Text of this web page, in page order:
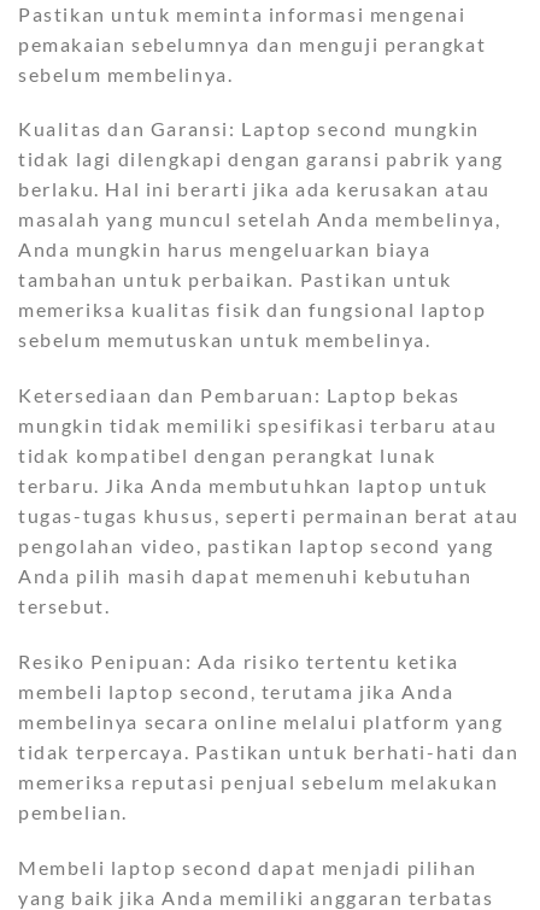
Pastikan untuk meminta informasi mengenai
pemakaian sebelumnya dan menguji perangkat
sebelum membelinya.
Kualitas dan Garansi: Laptop second mungkin
tidak lagi dilengkapi dengan garansi pabrik yang
berlaku. Hal ini berarti jika ada kerusakan atau
masalah yang muncul setelah Anda membelinya,
Anda mungkin harus mengeluarkan biaya
tambahan untuk perbaikan. Pastikan untuk
memeriksa kualitas fisik dan fungsional laptop
sebelum memutuskan untuk membelinya.
Ketersediaan dan Pembaruan: Laptop bekas
mungkin tidak memiliki spesifikasi terbaru atau
tidak kompatibel dengan perangkat lunak
terbaru. Jika Anda membutuhkan laptop untuk
tugas-tugas khusus, seperti permainan berat atau
pengolahan video, pastikan laptop second yang
Anda pilih masih dapat memenuhi kebutuhan
tersebut.
Resiko Penipuan: Ada risiko tertentu ketika
membeli laptop second, terutama jika Anda
membelinya secara online melalui platform yang
tidak terpercaya. Pastikan untuk berhati-hati dan
memeriksa reputasi penjual sebelum melakukan
pembelian.
Membeli laptop second dapat menjadi pilihan
yang baik jika Anda memiliki anggaran terbatas